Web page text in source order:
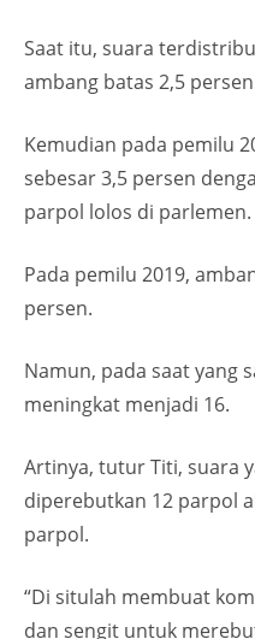
Saat itu, suara
ambang batas 2,5
Kemudian pada pemilu
sebesar 3,5 persen
parpol lolos di parlemen.
Pada pemilu 2019,
persen.
Namun, pada saat yang
meningkat menjadi 16.
Artinya, tutur Titi, suara
diperebutkan 12 parpol
parpol.
“Di situlah membuat
dan sengit untuk